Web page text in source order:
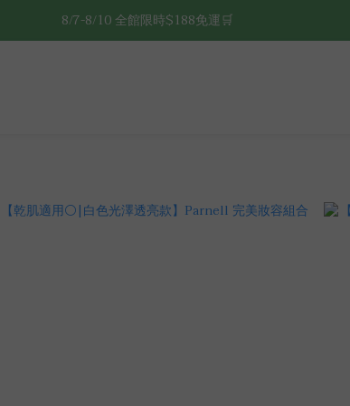
8/7-8/10 全館限時$188免運🛒
8/7-8/10 全館限時$188免運🛒